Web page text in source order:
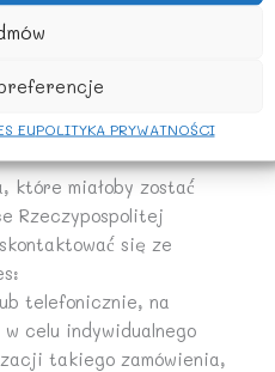
EUPOLITYKA PRYWATNOŚCI
odbywa się̨ na
Polskiej lub za
które miałoby zostać́
Rzeczypospolitej
się ze
telefonicznie, na
celu indywidualnego
takiego zamówienia,